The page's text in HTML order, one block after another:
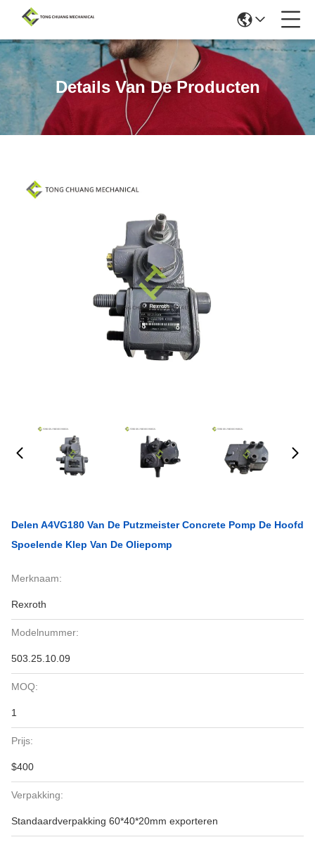
Details Van De Producten
Delen A4VG180 Van De Putzmeister Concrete Pomp De Hoofd
Spoelende Klep Van De Oliepomp
Merknaam:
Rexroth
Modelnummer:
503.25.10.09
MOQ:
1
Prijs:
$400
Verpakking:
Standaardverpakking 60*40*20mm exporteren